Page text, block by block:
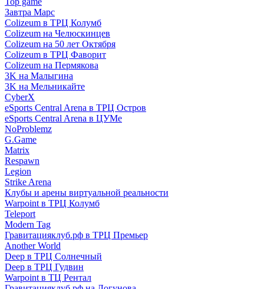
Завтра Марс
Colizeum в ТРЦ Колумб
Colizeum на Челюскинцев
Colizeum на 50 лет Октября
Colizeum в ТРЦ Фаворит
Colizeum на Пермякова
3K на Малыгина
3K на Мельникайте
CyberX
eSports Central Arena в ТРЦ Остров
eSports Central Arena в ЦУМе
NoProblemz
G.Game
Matrix
Respawn
Legion
Strike Arena
Клубы и арены виртуальной реальности
Warpoint в ТРЦ Колумб
Teleport
Modern Tag
Гравитацияклуб.рф в ТРЦ Премьер
Another World
Deep в ТРЦ Солнечный
Deep в ТРЦ Гудвин
Warpoint в ТЦ Рентал